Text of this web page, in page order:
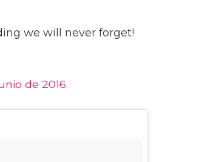
we will never forget!
de 2016